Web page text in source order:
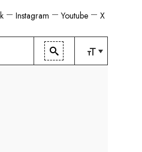
X
Youtube
Instagram